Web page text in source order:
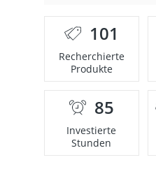
101
Recherchierte
Produkte
85
Investierte
Stunden